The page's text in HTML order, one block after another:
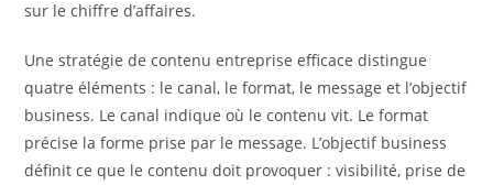
sur le chiffre d’affaires.
Une stratégie de contenu entreprise efficace distingue
quatre éléments : le canal, le format, le message et l’objectif
business. Le canal indique où le contenu vit. Le format
précise la forme prise par le message. L’objectif business
définit ce que le contenu doit provoquer : visibilité, prise de